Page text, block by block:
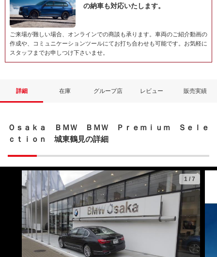
の納車も対応いたします。
ご来場が難しい場合、オンラインでの商談も承ります。車両のご紹介動画の
作成や、コミュニケーションツールにてお打ち合わせも可能です。お気軽に
スタッフまでお申しつけ下さいませ。
詳細 在庫 グループ店 レビュー 販売実績
Ｏｓａｋａ ＢＭＷ ＢＭＷ Ｐｒｅｍｉｕｍ Ｓｅｌｅ
ｃｔｉｏｎ 城東鶴見の詳細
1 / 7